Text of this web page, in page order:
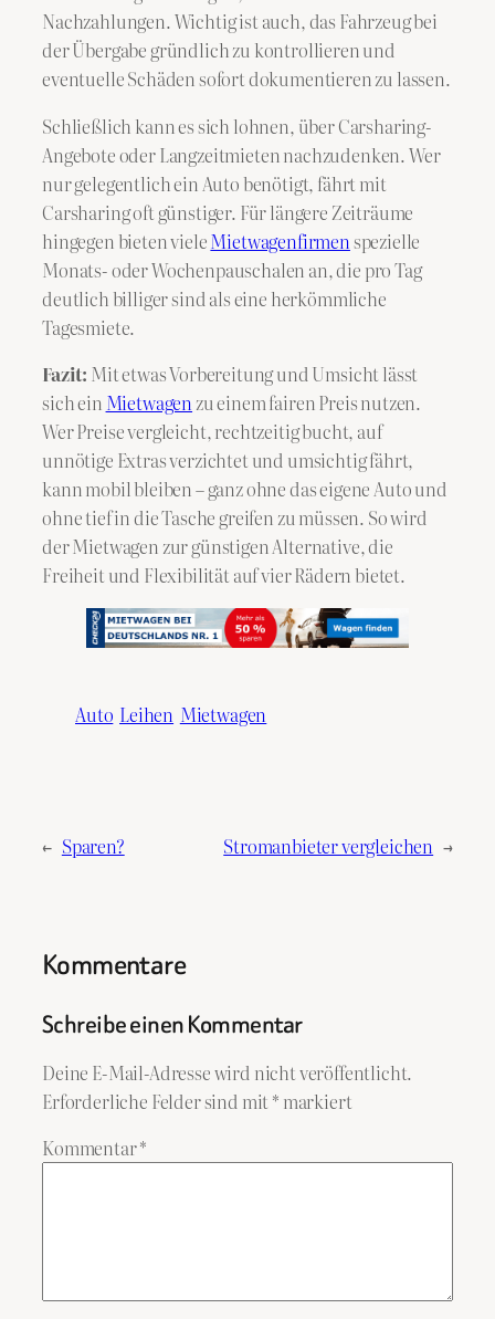
Nachzahlungen. Wichtig ist auch, das Fahrzeug bei
der Übergabe gründlich zu kontrollieren und
eventuelle Schäden sofort dokumentieren zu lassen.
Schließlich kann es sich lohnen, über Carsharing-
Angebote oder Langzeitmieten nachzudenken. Wer
nur gelegentlich ein Auto benötigt, fährt mit
Carsharing oft günstiger. Für längere Zeiträume
hingegen bieten vieleMietwagenfirmenspezielle
Monats- oder Wochenpauschalen an, die pro Tag
deutlich billiger sind als eine herkömmliche
Tagesmiete.
Fazit: Mit etwas Vorbereitung und Umsicht lässt
sich ein Mietwagen zu einem fairen Preis nutzen.
Wer Preise vergleicht, rechtzeitig bucht, auf
unnötige Extras verzichtet und umsichtig fährt,
kann mobil bleiben – ganz ohne das eigene Auto und
ohne tief in die Tasche greifen zu müssen. So wird
der Mietwagen zur günstigen Alternative, die
Freiheit und Flexibilität auf vier Rädern bietet.
Auto Leihen Mietwagen
← Sparen? Stromanbieter vergleichen →
Kommentare
Schreibe einen Kommentar
Deine E-Mail-Adresse wird nicht veröffentlicht.
Erforderliche Felder sind mit* markiert
Kommentar*